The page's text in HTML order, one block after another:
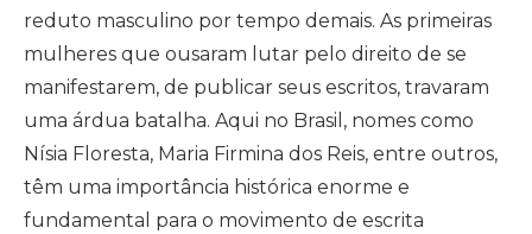
reduto masculino por tempo demais. As primeiras
mulheres que ousaram lutar pelo direito de se
manifestarem, de publicar seus escritos, travaram
uma árdua batalha. Aqui no Brasil, nomes como
Nísia Floresta, Maria Firmina dos Reis, entre outros,
têm uma importância histórica enorme e
fundamental para o movimento de escrita